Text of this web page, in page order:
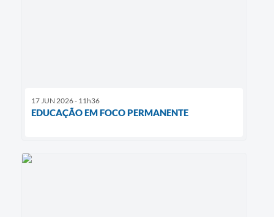
17 JUN 2026 - 11h36
EDUCAÇÃO EM FOCO PERMANENTE